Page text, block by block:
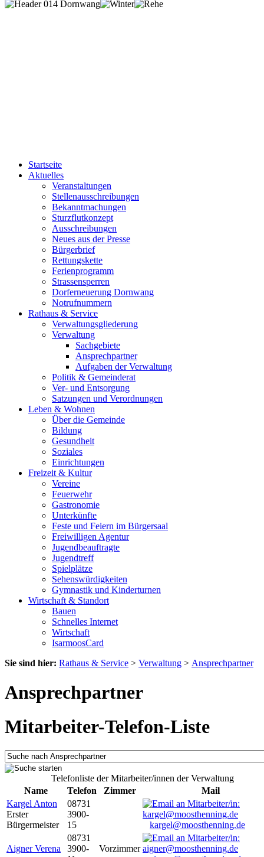
Startseite
Aktuelles
Veranstaltungen
Stellenausschreibungen
Bekanntmachungen
Sturzflutkonzept
Ausschreibungen
Neues aus der Presse
Bürgerbrief
Rettungskette
Ferienprogramm
Strassensperren
Dorferneuerung Dornwang
Notrufnummern
Rathaus & Service
Verwaltungsgliederung
Verwaltung
Sachgebiete
Ansprechpartner
Aufgaben der Verwaltung
Politik & Gemeinderat
Ver- und Entsorgung
Satzungen und Verordnungen
Leben & Wohnen
Über die Gemeinde
Bildung
Gesundheit
Soziales
Einrichtungen
Freizeit & Kultur
Vereine
Feuerwehr
Gastronomie
Unterkünfte
Feste und Feiern im Bürgersaal
Freiwilligen Agentur
Jugendbeauftragte
Jugendtreff
Spielplätze
Sehenswürdigkeiten
Gymnastik und Kinderturnen
Wirtschaft & Standort
Bauen
Schnelles Internet
Wirtschaft
IsarmoosCard
Sie sind hier: Rathaus & Service > Verwaltung > Ansprechpartner
Ansprechpartner
Mitarbeiter-Telefon-Liste
Telefonliste der Mitarbeiter/innen der Verwaltung
Name
Telefon Zimmer
Mail
Kargel Anton
Erster
Bürgermeister
08731
3900-
15
kargel@moosthenning.de
Aigner Verena
08731
3900-
Vorzimmer